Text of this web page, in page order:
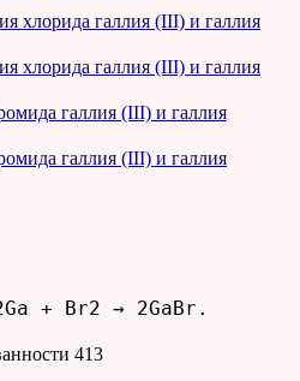
хлорида галлия (III) и галлия
хлорида галлия (III) и галлия
галлия (III) и галлия
галлия (III) и галлия
+ Br2 → 2GaBr.
413